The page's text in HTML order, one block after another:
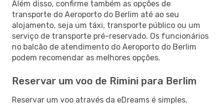
Além disso, confirme também as opções de
transporte do Aeroporto do Berlim até ao seu
alojamento, seja um táxi, transporte público ou um
serviço de transporte pré-reservado. Os funcionários
no balcão de atendimento do Aeroporto do Berlim
podem recomendar as melhores opções.
Reservar um voo de Rimini para Berlim
Reservar um voo através da eDreams é simples.